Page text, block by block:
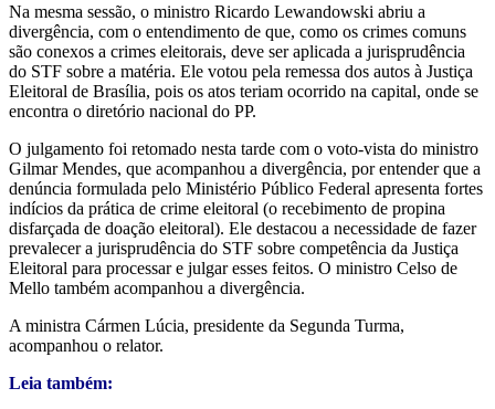
Na mesma sessão, o ministro Ricardo Lewandowski abriu a
divergência, com o entendimento de que, como os crimes comuns
são conexos a crimes eleitorais, deve ser aplicada a jurisprudência
do STF sobre a matéria. Ele votou pela remessa dos autos à Justiça
Eleitoral de Brasília, pois os atos teriam ocorrido na capital, onde se
encontra o diretório nacional do PP.
O julgamento foi retomado nesta tarde com o voto-vista do ministro
Gilmar Mendes, que acompanhou a divergência, por entender que a
denúncia formulada pelo Ministério Público Federal apresenta fortes
indícios da prática de crime eleitoral (o recebimento de propina
disfarçada de doação eleitoral). Ele destacou a necessidade de fazer
prevalecer a jurisprudência do STF sobre competência da Justiça
Eleitoral para processar e julgar esses feitos. O ministro Celso de
Mello também acompanhou a divergência.
A ministra Cármen Lúcia, presidente da Segunda Turma,
acompanhou o relator.
Leia também: